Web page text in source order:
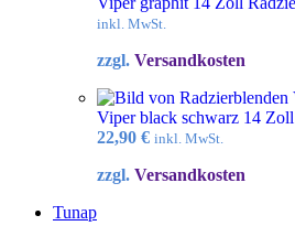
inkl. MwSt.
zzgl. Versandkosten
Viper black schwarz 14
Ursprünglicher
war:
22,90 €Aktueller
ist:
inkl. MwSt.
zzgl. Versandkosten
Tunap